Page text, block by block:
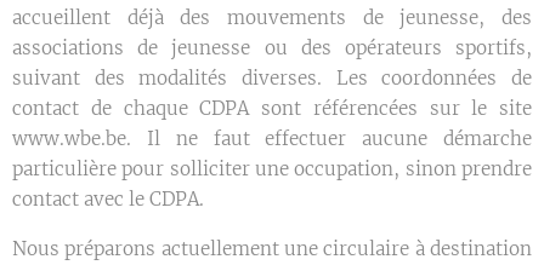
accueillent déjà des mouvements de jeunesse, des
associations de jeunesse ou des opérateurs sportifs,
suivant des modalités diverses. Les coordonnées de
contact de chaque CDPA sont référencées sur le site
www.wbe.be. Il ne faut effectuer aucune démarche
particulière pour solliciter une occupation, sinon prendre
contact avec le CDPA.
Nous préparons actuellement une circulaire à destination